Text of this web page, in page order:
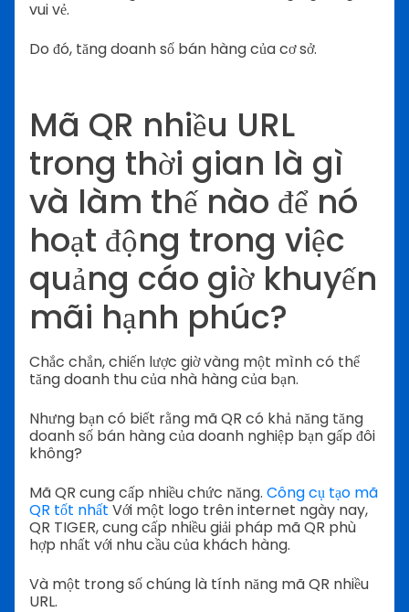
vui vẻ.
Do đó, tăng doanh số bán hàng của cơ sở.
Mã QR nhiều URL
trong thời gian là gì
và làm thế nào để nó
hoạt động trong việc
quảng cáo giờ khuyến
mãi hạnh phúc?
Chắc chắn, chiến lược giờ vàng một mình có thể
tăng doanh thu của nhà hàng của bạn.
Nhưng bạn có biết rằng mã QR có khả năng tăng
doanh số bán hàng của doanh nghiệp bạn gấp đôi
không?
Mã QR cung cấp nhiều chức năng. Công cụ tạo mã
QR tốt nhất Với một logo trên internet ngày nay,
QR TIGER, cung cấp nhiều giải pháp mã QR phù
hợp nhất với nhu cầu của khách hàng.
Và một trong số chúng là tính năng mã QR nhiều
URL.